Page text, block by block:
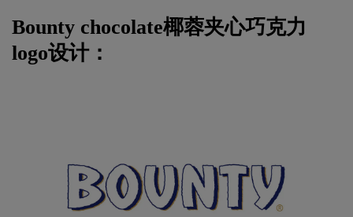
Bounty chocolate椰蓉夹心巧克力
logo设计：